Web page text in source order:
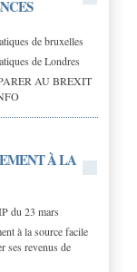
de bruxelles
de Londres
AU BREXIT
À LA
du 23 mars
à la source facile
ses revenus de